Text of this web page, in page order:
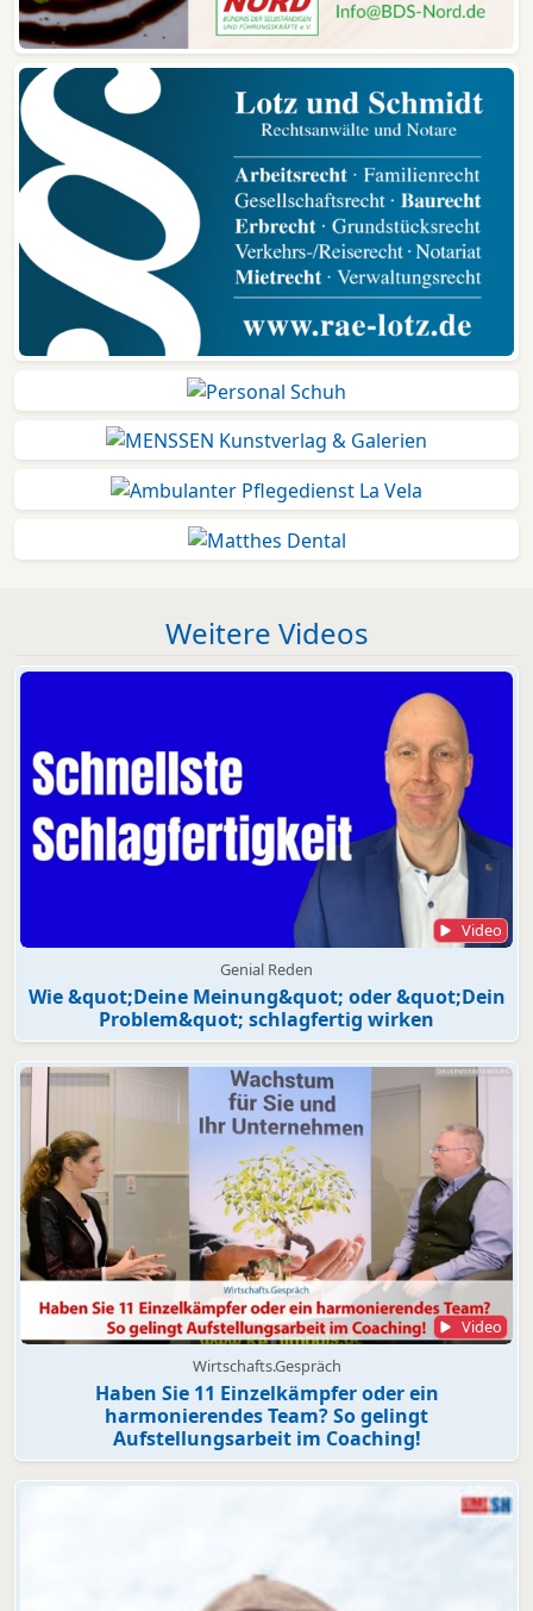
Weitere Videos
Video
Genial Reden
Wie &quot;Deine Meinung&quot; oder &quot;Dein
Problem&quot; schlagfertig wirken
Video
Wirtschafts.Gespräch
Haben Sie 11 Einzelkämpfer oder ein
harmonierendes Team? So gelingt
Aufstellungsarbeit im Coaching!